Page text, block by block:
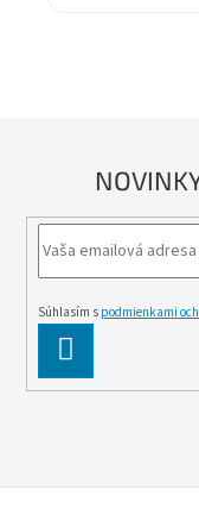
Súhlasím s podmienkami
SE